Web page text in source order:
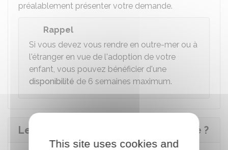
préalablement présenter votre demande.
Rappel
Si vous devez vous rendre en outre-mer ou à
l'étranger en vue de l'adoption de votre
enfant, vous pouvez bénéficier d'une
disponibilité de 6 semaines maximum.
Le congé d'adoption est-il rémunéré ?
This site uses cookies and